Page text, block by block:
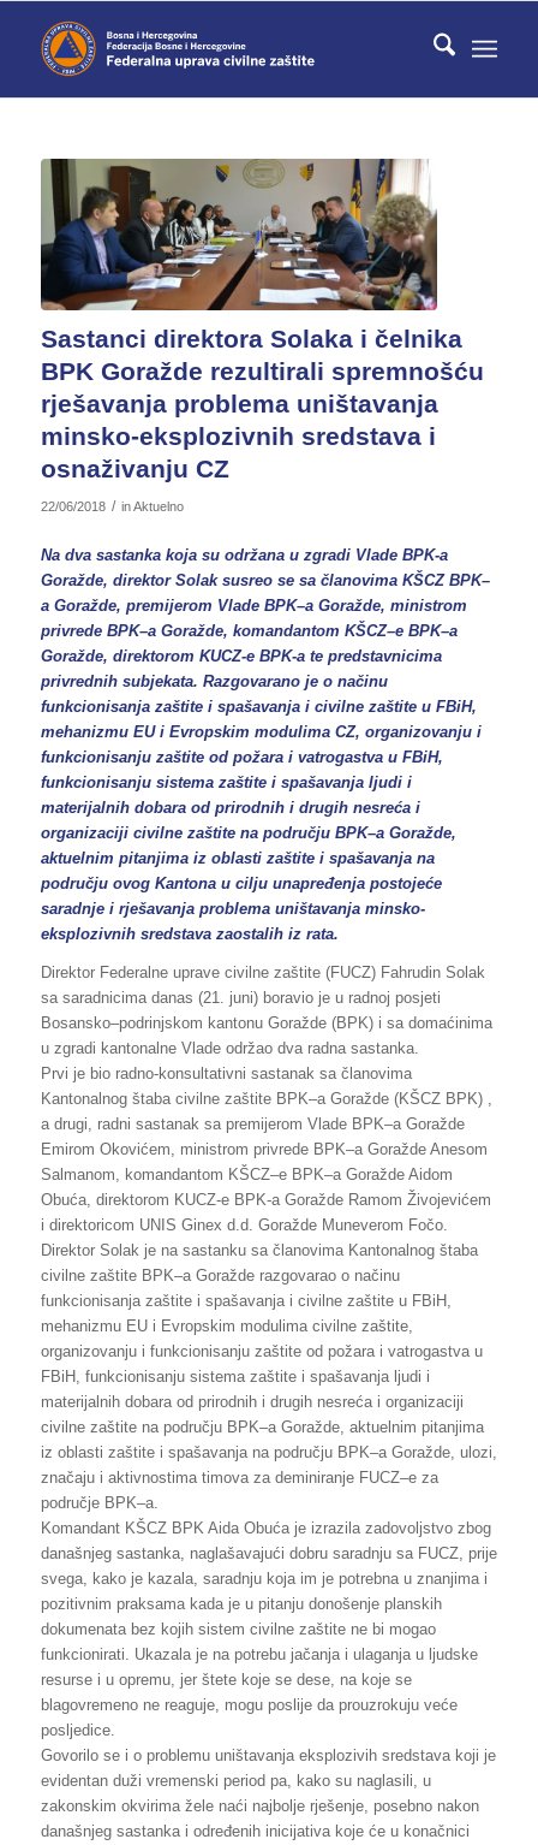
Sastanci direktora Solaka i čelnika
BPK Goražde rezultirali spremnošću
rješavanja problema uništavanja
minsko-eksplozivnih sredstava i
osnaživanju CZ
22/06/2018 / inAktuelno
Na dva sastanka koja su održana u zgradi Vlade BPK-a
Goražde, direktor Solak susreo se sa članovima KŠCZ BPK–
a Goražde, premijerom Vlade BPK–a Goražde, ministrom
privrede BPK–a Goražde, komandantom KŠCZ–e BPK–a
Goražde, direktorom KUCZ-e BPK-a te predstavnicima
privrednih subjekata. Razgovarano je o načinu
funkcionisanja zaštite i spašavanja i civilne zaštite u FBiH,
mehanizmu EU i Evropskim modulima CZ, organizovanju i
funkcionisanju zaštite od požara i vatrogastva u FBiH,
funkcionisanju sistema zaštite i spašavanja ljudi i
materijalnih dobara od prirodnih i drugih nesreća i
organizaciji civilne zaštite na području BPK–a Goražde,
aktuelnim pitanjima iz oblasti zaštite i spašavanja na
području ovog Kantona u cilju unapređenja postojeće
saradnje i rješavanja problema uništavanja minsko-
eksplozivnih sredstava zaostalih iz rata.
Direktor Federalne uprave civilne zaštite (FUCZ) Fahrudin Solak
sa saradnicima danas (21. juni) boravio je u radnoj posjeti
Bosansko–podrinjskom kantonu Goražde (BPK) i sa domaćinima
u zgradi kantonalne Vlade održao dva radna sastanka.
Prvi je bio radno-konsultativni sastanak sa članovima
Kantonalnog štaba civilne zaštite BPK–a Goražde (KŠCZ BPK) ,
a drugi, radni sastanak sa premijerom Vlade BPK–a Goražde
Emirom Okovićem, ministrom privrede BPK–a Goražde Anesom
Salmanom, komandantom KŠCZ–e BPK–a Goražde Aidom
Obuća, direktorom KUCZ-e BPK-a Goražde Ramom Živojevićem
i direktoricom UNIS Ginex d.d. Goražde Muneverom Fočo.
Direktor Solak je na sastanku sa članovima Kantonalnog štaba
civilne zaštite BPK–a Goražde razgovarao o načinu
funkcionisanja zaštite i spašavanja i civilne zaštite u FBiH,
mehanizmu EU i Evropskim modulima civilne zaštite,
organizovanju i funkcionisanju zaštite od požara i vatrogastva u
FBiH, funkcionisanju sistema zaštite i spašavanja ljudi i
materijalnih dobara od prirodnih i drugih nesreća i organizaciji
civilne zaštite na području BPK–a Goražde, aktuelnim pitanjima
iz oblasti zaštite i spašavanja na području BPK–a Goražde, ulozi,
značaju i aktivnostima timova za deminiranje FUCZ–e za
područje BPK–a.
Komandant KŠCZ BPK Aida Obuća je izrazila zadovoljstvo zbog
današnjeg sastanka, naglašavajući dobru saradnju sa FUCZ, prije
svega, kako je kazala, saradnju koja im je potrebna u znanjima i
pozitivnim praksama kada je u pitanju donošenje planskih
dokumenata bez kojih sistem civilne zaštite ne bi mogao
funkcionirati. Ukazala je na potrebu jačanja i ulaganja u ljudske
resurse i u opremu, jer štete koje se dese, na koje se
blagovremeno ne reaguje, mogu poslije da prouzrokuju veće
posljedice.
Govorilo se i o problemu uništavanja eksplozivih sredstava koji je
evidentan duži vremenski period pa, kako su naglasili, u
zakonskim okvirima žele naći najbolje rješenje, posebno nakon
današnjeg sastanka i određenih inicijativa koje će u konačnici